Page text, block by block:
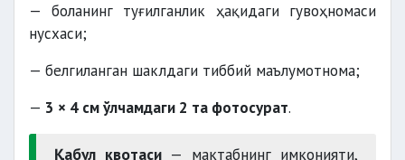
— боланинг туғилганлик ҳақидаги гувоҳномаси
нусхаси;
— белгиланган шаклдаги тиббий маълумотнома;
— 3 × 4 см ўлчамдаги 2 та фотосурат.
Қабул квотаси— мактабнинг имконияти,